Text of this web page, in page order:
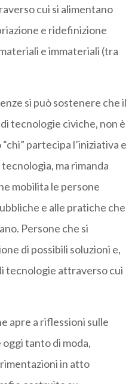
cui si alimentano
e ridefinizione
e immateriali (tra
si può sostenere che il
tecnologie civiche, non è
partecipa l’iniziativa e
tecnologia, ma rimanda
mobilita le persone
e alle pratiche che
Persone che si
di possibili soluzioni e,
tecnologie attraverso cui
apre a riflessioni sulle
tanto di moda,
in atto